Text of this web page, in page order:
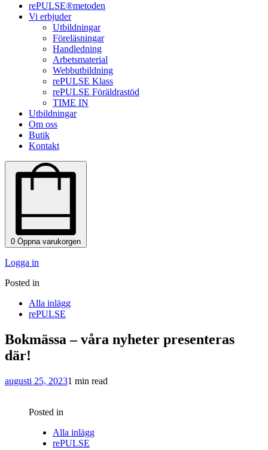
rePULSE®metoden
Vi erbjuder
Utbildningar
Föreläsningar
Handledning
Arbetsmaterial
Webbutbildning
rePULSE Klass
rePULSE Föräldrastöd
TIME IN
Utbildningar
Om oss
Butik
Kontakt
0 Öppna varukorgen
Logga in
Posted in
Alla inlägg
rePULSE
Bokmässa – våra nyheter presenteras
där!
augusti 25, 20231 min read
Posted in
Alla inlägg
rePULSE